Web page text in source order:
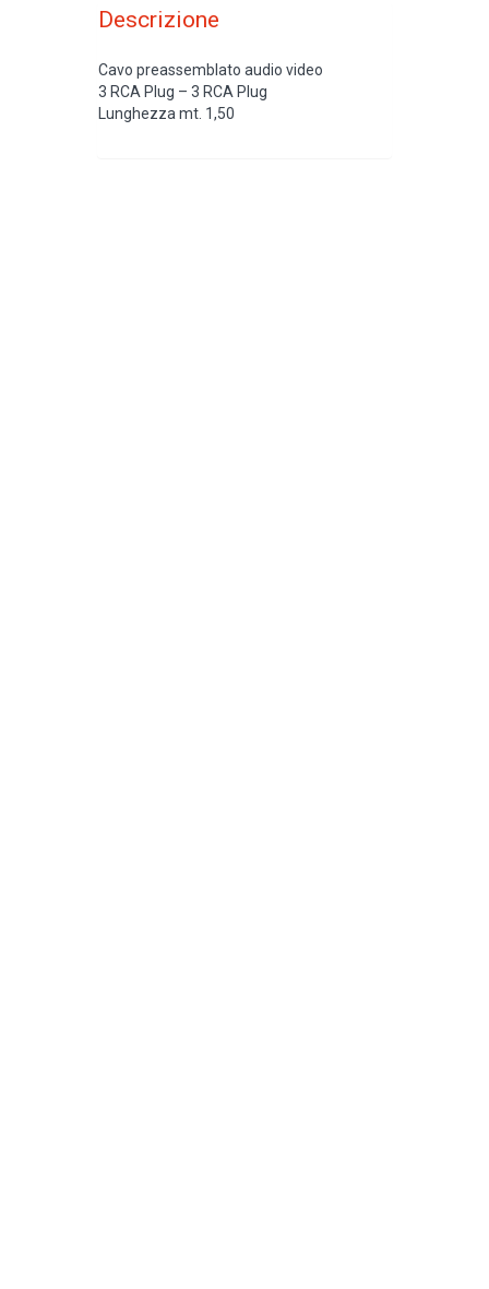
Descrizione
Cavo preassemblato audio video
3 RCA Plug – 3 RCA Plug
Lunghezza mt. 1,50